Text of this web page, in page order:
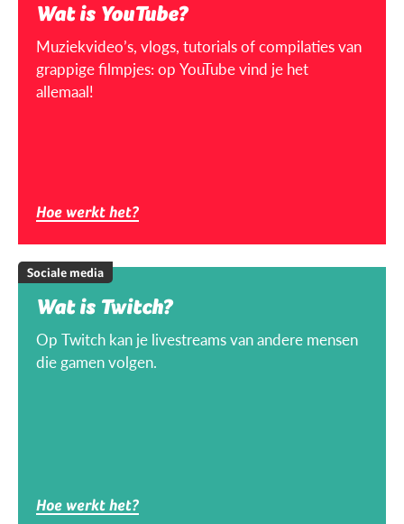
Wat is YouTube?
Muziekvideo’s, vlogs, tutorials of compilaties van
grappige filmpjes: op YouTube vind je het
allemaal!
Hoe werkt het?
Sociale media
Wat is Twitch?
Op Twitch kan je livestreams van andere mensen
die gamen volgen.
Hoe werkt het?